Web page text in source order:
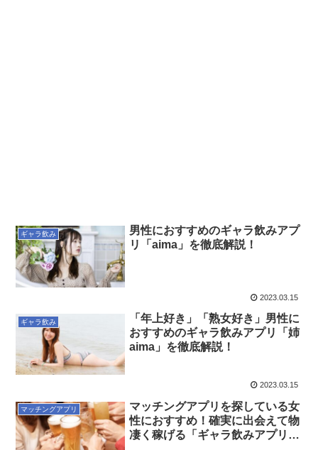
ギャラ飲み
男性におすすめのギャラ飲みアプ
リ「aima」を徹底解説！
2023.03.15
ギャラ飲み
「年上好き」「熟女好き」男性に
おすすめのギャラ飲みアプリ「姉
aima」を徹底解説！
2023.03.15
マッチングアプリ
マッチングアプリを探している女
性におすすめ！確実に出会えて物
凄く稼げる「ギャラ飲みアプリ」